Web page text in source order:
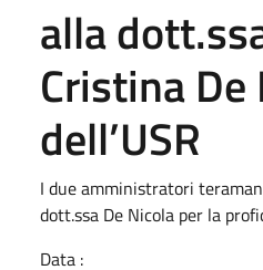
alla
Cristina De
dell’USR
I due amministratori
dott.ssa De Nicola per la
Data :